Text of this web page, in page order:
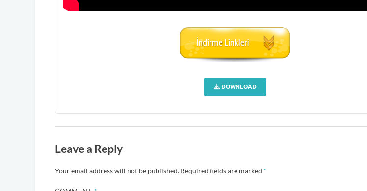
DOWNLOAD
Leave a Reply
Your email address will not be published. Required fields are marked *